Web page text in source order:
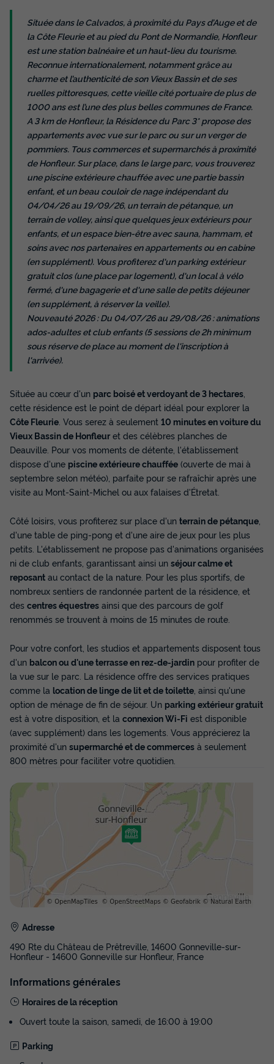
Située dans le Calvados, à proximité du Pays d’Auge et de
la Côte Fleurie et au pied du Pont de Normandie, Honfleur
est une station balnéaire et un haut-lieu du tourisme.
Reconnue internationalement, notamment grâce au
charme et l’authenticité de son Vieux Bassin et de ses
ruelles pittoresques, cette vieille cité portuaire de plus de
1000 ans est l’une des plus belles communes de France.
A 3 km de Honfleur, la Résidence du Parc 3* propose des
appartements avec vue sur le parc ou sur un verger de
pommiers. Tous commerces et supermarchés à proximité
de Honfleur. Sur place, dans le large parc, vous trouverez
une piscine extérieure chauffée avec une partie bassin
enfant, et un beau couloir de nage indépendant du
04/04/26 au 19/09/26, un terrain de pétanque, un
terrain de volley, ainsi que quelques jeux extérieurs pour
enfants, et un espace bien-être avec sauna, hammam, et
soins avec nos partenaires en appartements ou en cabine
(en supplément). Vous profiterez d'un parking extérieur
gratuit clos (une place par logement), d'un local à vélo
fermé, d'une bagagerie et d'une salle de petits déjeuner
(en supplément, à réserver la veille).
Nouveauté 2026 : Du 04/07/26 au 29/08/26 : animations
ados-adultes et club enfants (5 sessions de 2h minimum
sous réserve de place au moment de l'inscription à
l'arrivée).
Située au cœur d'un parc boisé et verdoyant de 3 hectares
cette résidence est le point de départ idéal pour explorer la
Côte Fleurie . Vous serez à seulement 10 minutes en voiture du
Vieux Bassin de Honfleur et des célèbres planches de
Deauville. Pour vos moments de détente, l'établissement
dispose d'une piscine extérieure chauffée (ouverte de mai à
septembre selon météo), parfaite pour se rafraîchir après une
visite au Mont-Saint-Michel ou aux falaises d'Étretat.
Côté loisirs, vous profiterez sur place d'un terrain de pétanque
d'une table de ping-pong et d'une aire de jeux pour les plus
petits. L'établissement ne propose pas d'animations organisées
ni de club enfants, garantissant ainsi un séjour calme et
reposant au contact de la nature. Pour les plus sportifs, de
nombreux sentiers de randonnée partent de la résidence, et
des centres équestres ainsi que des parcours de golf
renommés se trouvent à moins de 15 minutes de route.
Pour votre confort, les studios et appartements disposent tous
d'un balcon ou d'une terrasse en rez-de-jardin pour profiter de
la vue sur le parc. La résidence offre des services pratiques
comme la location de linge de lit et de toilette , ainsi qu'une
option de ménage de fin de séjour. Un parking extérieur gratuit
est à votre disposition, et la connexion Wi-Fi est disponible
(avec supplément) dans les logements. Vous apprécierez la
proximité d'un supermarché et de commerces à seulement
800 mètres pour faciliter votre quotidien.
Adresse
490 Rte du Château de Prêtreville, 14600 Gonneville-sur-
Honfleur - 14600 Gonneville sur Honfleur, France
Informations générales
Horaires de la réception
Ouvert toute la saison, samedi, de 16:00 à 19:00
Parking